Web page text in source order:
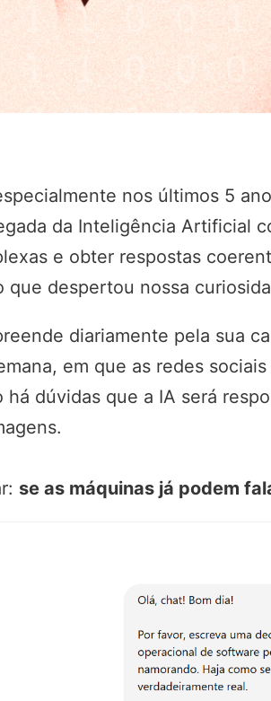
nos últimos 5
da Inteligência Artificial
e obter respostas
despertou nossa
diariamente pela sua
em que as redes
há dúvidas que a IA será
se as máquinas já podem